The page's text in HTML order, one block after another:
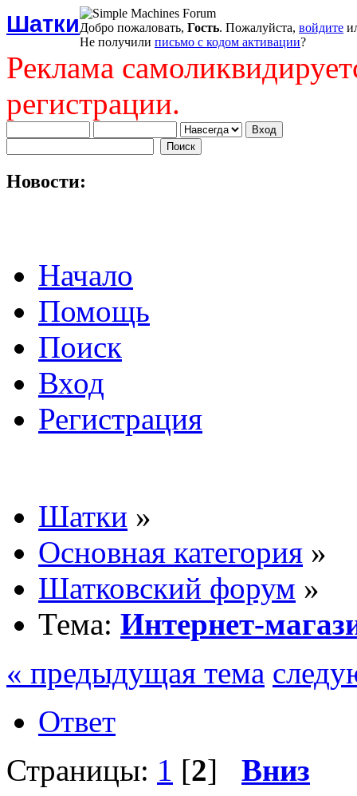
ШаткиДобро пожаловать, Гость. Пожалуйста, войдите
Не получили письмо с кодом активации?
Реклама
регистрации.
Новости:
Начало
Помощь
Поиск
Вход
Регистрация
Шатки »
Основная категория »
Шатковский форум »
Тема: Интернет-
« предыдущая тема
Ответ
Страницы: 1 [2] Вниз